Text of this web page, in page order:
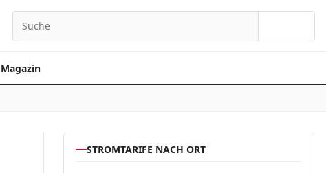
Magazin
STROMTARIFE NACH ORT